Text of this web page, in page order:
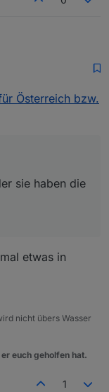
sie haben die
Österreich bzw.
sie haben die
etwas in
nicht übers Wasser
euch geholfen hat.
1